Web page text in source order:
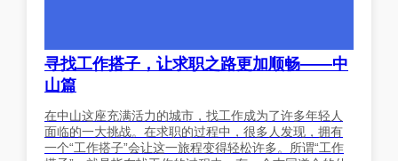
寻找工作搭子，让求职之路更加顺畅——中
山篇
在中山这座充满活力的城市，找工作成为了许多年轻人
面临的一大挑战。在求职的过程中，很多人发现，拥有
一个“工作搭子”会让这一旅程变得轻松许多。所谓“工作